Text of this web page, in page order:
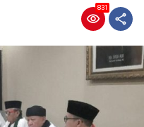
831